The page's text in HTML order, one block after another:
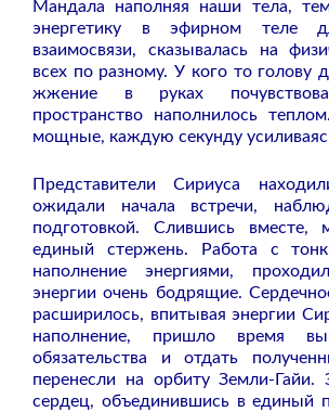
Мандала наполняя наши тела,
энергетику в эфирном теле
взаимосвязи, сказывалась на
всех по разному. У кого то голову
жжение в руках
пространство наполнилось
мощные, каждую секунду
Представители Сириуса
ожидали начала встречи,
подготовкой. Слившись вместе,
единый стержень. Работа с
наполнение энергиями,
энергии очень бодрящие.
расширилось, впитывая энергии
наполнение, пришло время
обязательства и отдать
перенесли на орбиту Земли-Гайи.
сердец, объединившись в единый